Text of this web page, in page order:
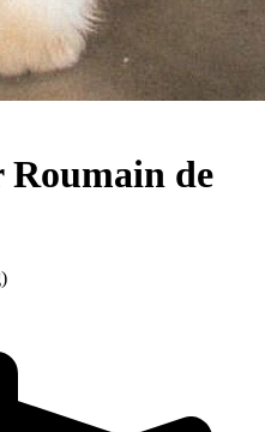
Roumain de